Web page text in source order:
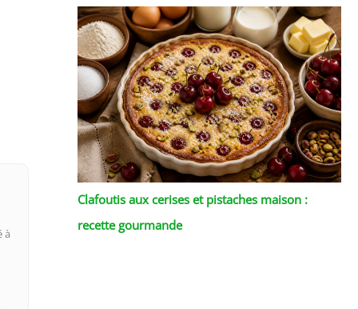
à
Clafoutis aux cerises et pistaches maison :
recette gourmande